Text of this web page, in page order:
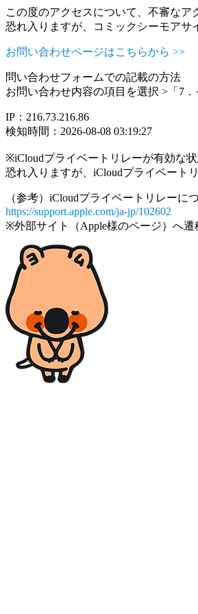
この度のアクセスについて、不審なア
恐れ入りますが、コミックシーモアサ
お問い合わせページはこちらから >>
問い合わせフォームでの記載の方法
お問い合わせ内容の項目を選択 >「7
IP：216.73.216.86
検知時間：2026-08-08 03:19:27
※iCloudプライベートリレーが有効な
恐れ入りますが、iCloudプライベート
（参考）iCloudプライベートリレーに
https://support.apple.com/ja-jp/102602
※外部サイト（Apple様のページ）へ遷